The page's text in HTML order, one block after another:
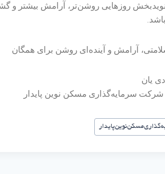
روزهایی روشن‌تر، آرامش بیشتر و
آرامش و آینده‌ای روشن برای همگان
یان
سرمایه‌گذاری مسکن نوین پایدار